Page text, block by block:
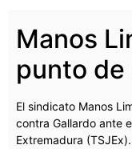
Manos
punto de
El sindicato Manos
contra Gallardo ante
Extremadura